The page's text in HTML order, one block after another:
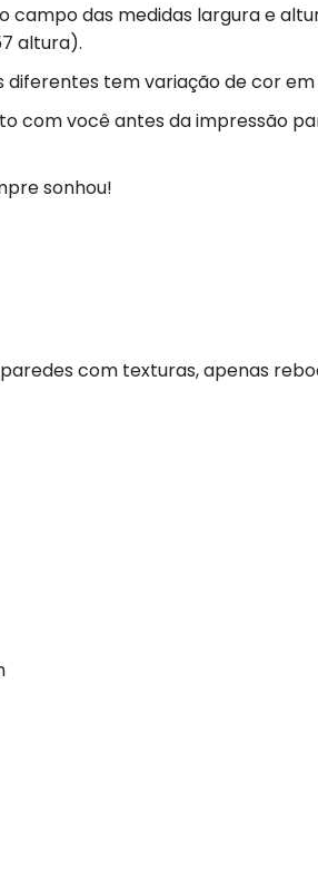
campo das medidas largura e
altura).
tem variação de cor em
com você antes da impressão
sonhou!
com texturas, apenas